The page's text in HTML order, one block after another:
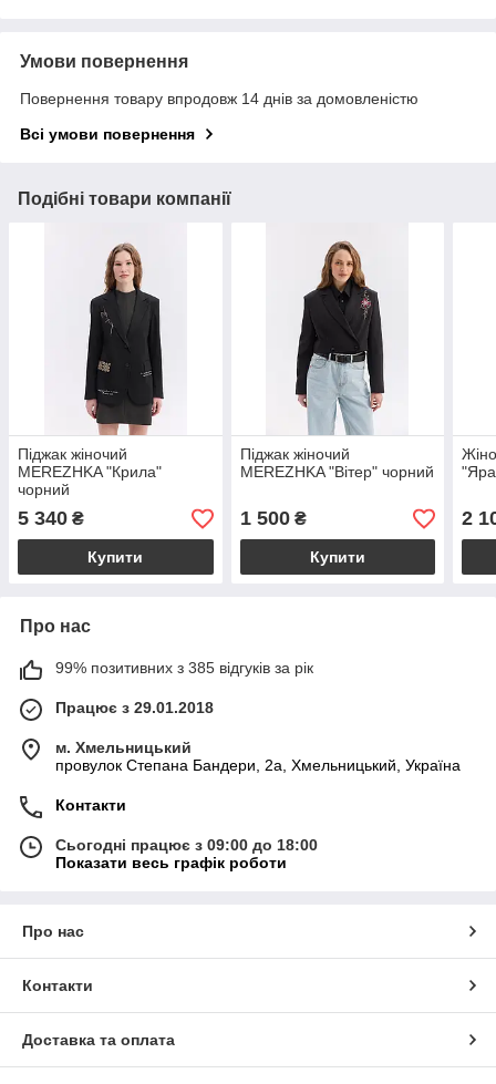
Умови повернення
Повернення товару впродовж 14 днів за домовленістю
Всі умови повернення
Подібні товари компанії
Піджак жіночий
MEREZHKA "Крила"
чорний
5 340 ₴
Купити
Піджак жіночий
MEREZHKA "Вітер" чорний
1 500₴
Купити
2
Про нас
99% позитивних з 385 відгуків за рік
Працює з 29.01.2018
м. Хмельницький
провулок Степана Бандери, 2a, Хмельницький, Україна
Контакти
Сьогодні працює з 09:00 до 18:00
Показати весь графік роботи
Про нас
Контакти
Доставка та оплата